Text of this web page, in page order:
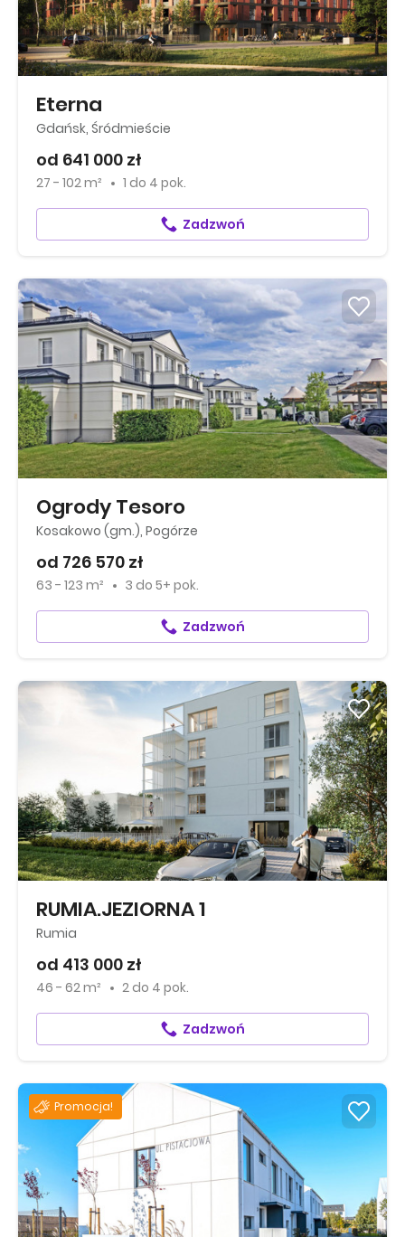
Eterna
Gdańsk, Śródmieście
od 641 000 zł
27 - 102 m² 1 do 4 pok.
Zadzwoń
Ogrody Tesoro
Kosakowo (gm.), Pogórze
od 726 570 zł
63 - 123 m² 3 do 5+ pok.
Zadzwoń
RUMIA.JEZIORNA 1
Rumia
od 413 000 zł
46 - 62 m² 2 do 4 pok.
Zadzwoń
Promocja!